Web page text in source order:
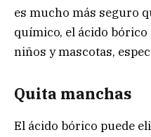
es mucho más seguro
químico, el ácido
niños y mascotas,
Quita manchas
El ácido bórico puede